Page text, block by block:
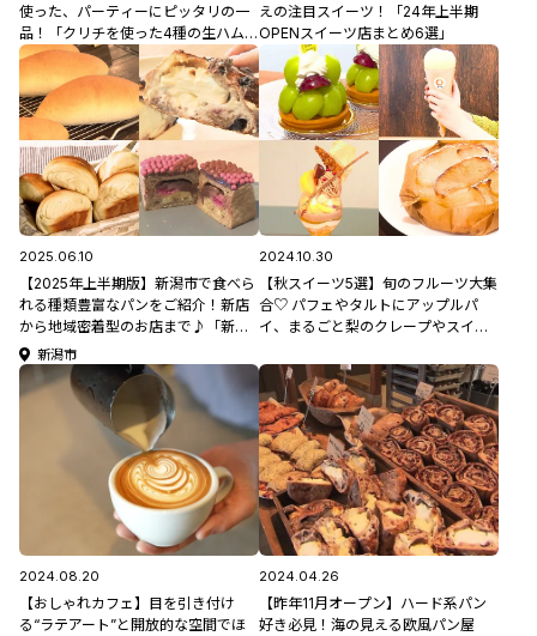
使った、パーティーにピッタリの一
品！「クリチを使った4種の生ハム巻
き」12/9(火)放送 野股先生のレシピ
えの注目スイーツ！「24年上半期
OPENスイーツ店まとめ6選」
2025.06.10
【2025年上半期版】新潟市で食べら
れる種類豊富なパンをご紹介！新店
から地域密着型のお店まで♪「新潟
市絶品パン屋5選」
新潟市
2024.10.30
【秋スイーツ5選】旬のフルーツ大集
合♡ パフェやタルトにアップルパ
イ、まるごと梨のクレープやスイー
2024.08.20
【おしゃれカフェ】目を引き付け
る“ラテアート”と開放的な空間でほ
2024.04.26
【昨年11月オープン】ハード系パン
好き必見！海の見える欧風パン屋